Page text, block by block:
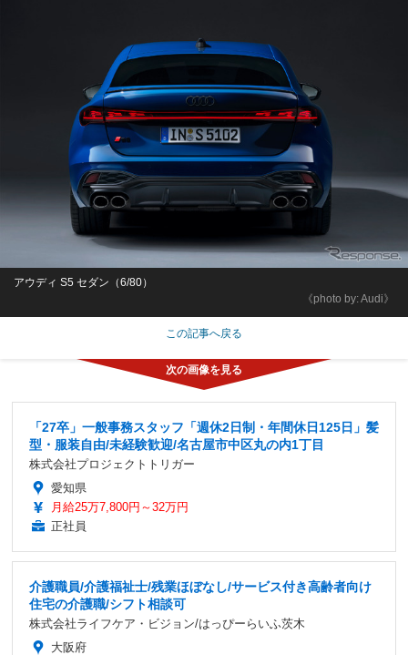
《photo by: Audi》
アウディ S5 セダン（6/80）
この記事へ戻る
「27卒」一般事務スタッフ「週休2日制・年間休日125日」髪
型・服装自由/未経験歓迎/名古屋市中区丸の内1丁目
株式会社プロジェクトトリガー
愛知県
月給25万7,800円～32万円
正社員
介護職員/介護福祉士/残業ほぼなし/サービス付き高齢者向け
住宅の介護職/シフト相談可
株式会社ライフケア・ビジョン/はっぴーらいふ茨木
大阪府